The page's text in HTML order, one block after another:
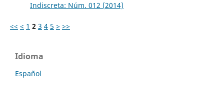
Indiscreta: Núm. 012 (2014)
<< < 1 2 3 4 5 > >>
Idioma
Español